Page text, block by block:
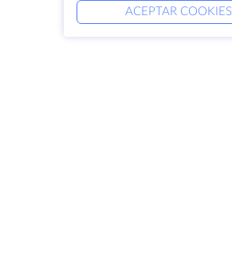
ACEPTAR COOKIES